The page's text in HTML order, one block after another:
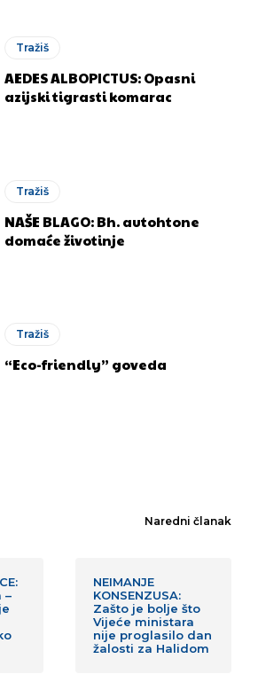
Tražiš
AEDES ALBOPICTUS: Opasni
azijski tigrasti komarac
Tražiš
NAŠE BLAGO: Bh. autohtone
domaće životinje
Tražiš
“Eco-friendly” goveda
–
Naredni članak
NEIMANJE
KONSENZUSA:
Zašto je bolje što
Vijeće ministara
nije proglasilo dan
žalosti za Halidom